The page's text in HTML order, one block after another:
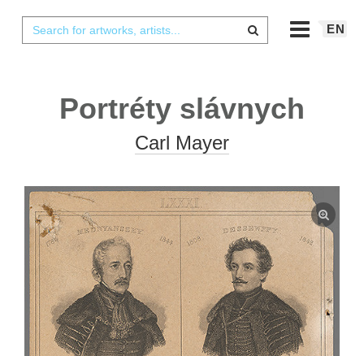
EN
Portréty slávnych
Carl Mayer